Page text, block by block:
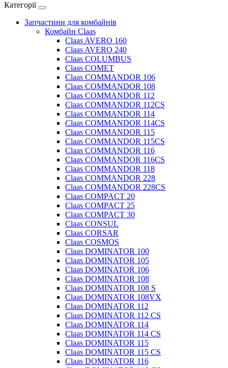
Категорії
Запчастини для комбайнів
Комбайн Claas
Claas AVERO 160
Claas AVERO 240
Claas COLUMBUS
Claas COMET
Claas COMMANDOR 106
Claas COMMANDOR 108
Claas COMMANDOR 112
Claas COMMANDOR 112CS
Claas COMMANDOR 114
Claas COMMANDOR 114CS
Claas COMMANDOR 115
Claas COMMANDOR 115CS
Claas COMMANDOR 116
Claas COMMANDOR 116CS
Claas COMMANDOR 118
Claas COMMANDOR 228
Claas COMMANDOR 228CS
Claas COMPACT 20
Claas COMPACT 25
Claas COMPACT 30
Claas CONSUL
Claas CORSAR
Claas COSMOS
Claas DOMINATOR 100
Claas DOMINATOR 105
Claas DOMINATOR 106
Claas DOMINATOR 108
Claas DOMINATOR 108 S
Claas DOMINATOR 108VX
Claas DOMINATOR 112
Claas DOMINATOR 112 CS
Claas DOMINATOR 114
Claas DOMINATOR 114 CS
Claas DOMINATOR 115
Claas DOMINATOR 115 CS
Claas DOMINATOR 116